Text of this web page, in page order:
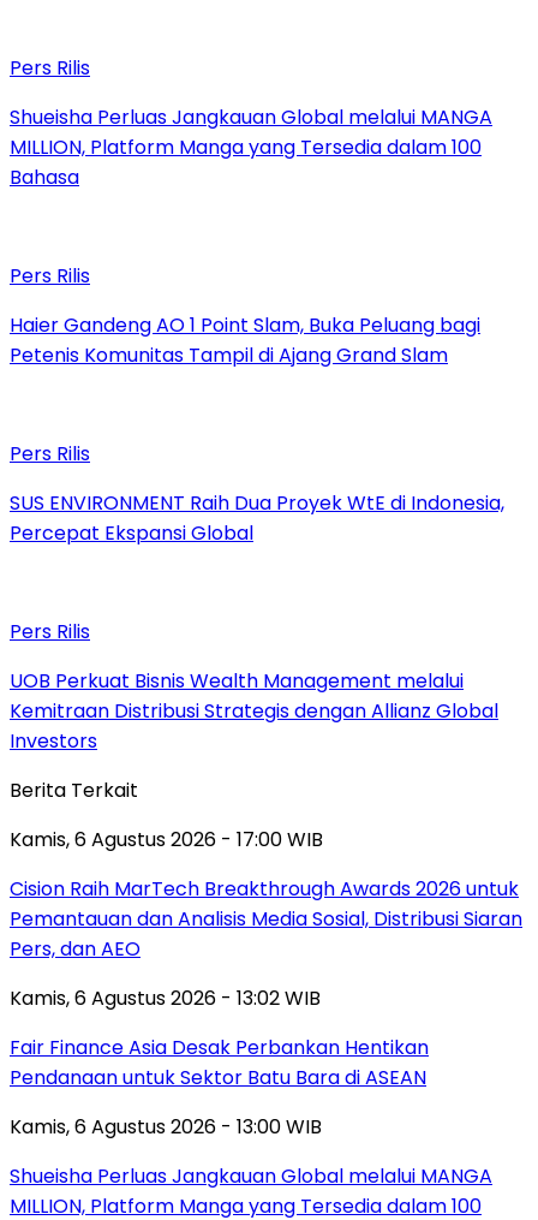
Pers Rilis
Shueisha Perluas Jangkauan Global melalui MANGA
MILLION, Platform Manga yang Tersedia dalam 100
Bahasa
Pers Rilis
Haier Gandeng AO 1 Point Slam, Buka Peluang bagi
Petenis Komunitas Tampil di Ajang Grand Slam
Pers Rilis
SUS ENVIRONMENT Raih Dua Proyek WtE di Indonesia,
Percepat Ekspansi Global
Pers Rilis
UOB Perkuat Bisnis Wealth Management melalui
Kemitraan Distribusi Strategis dengan Allianz Global
Investors
Berita Terkait
Kamis, 6 Agustus 2026 - 17:00 WIB
Cision Raih MarTech Breakthrough Awards 2026 untuk
Pemantauan dan Analisis Media Sosial, Distribusi Siaran
Pers, dan AEO
Kamis, 6 Agustus 2026 - 13:02 WIB
Fair Finance Asia Desak Perbankan Hentikan
Pendanaan untuk Sektor Batu Bara di ASEAN
Kamis, 6 Agustus 2026 - 13:00 WIB
Shueisha Perluas Jangkauan Global melalui MANGA
MILLION, Platform Manga yang Tersedia dalam 100